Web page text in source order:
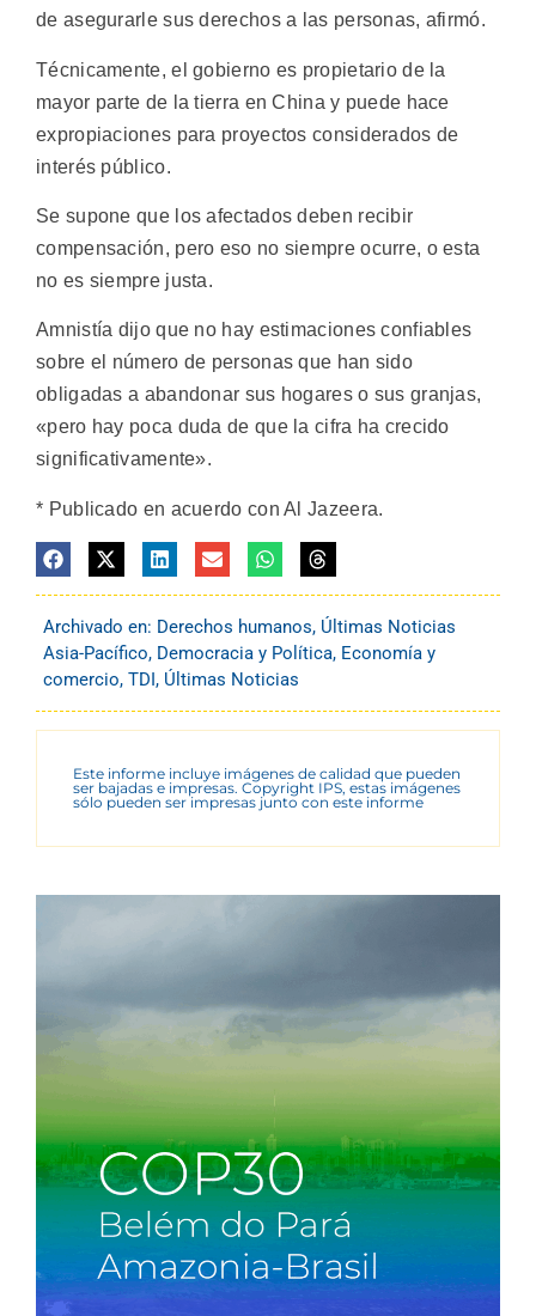
de asegurarle sus derechos a las personas, afirmó.
Técnicamente, el gobierno es propietario de la
mayor parte de la tierra en China y puede hace
expropiaciones para proyectos considerados de
interés público.
Se supone que los afectados deben recibir
compensación, pero eso no siempre ocurre, o esta
no es siempre justa.
Amnistía dijo que no hay estimaciones confiables
sobre el número de personas que han sido
obligadas a abandonar sus hogares o sus granjas,
«pero hay poca duda de que la cifra ha crecido
significativamente».
* Publicado en acuerdo con Al Jazeera.
Archivado en: Derechos humanos, Últimas Noticias
Asia-Pacífico, Democracia y Política, Economía y
comercio, TDI , Últimas Noticias
Este informe incluye imágenes de calidad que pueden
ser bajadas e impresas. Copyright IPS, estas imágenes
sólo pueden ser impresas junto con este informe